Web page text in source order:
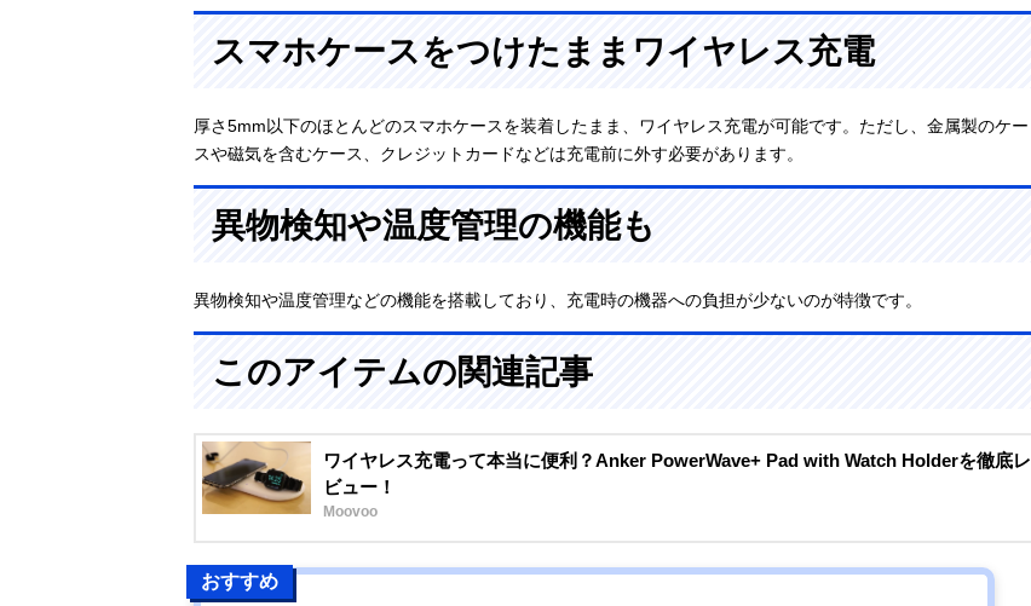
スマホケースをつけたままワイヤレス充電
厚さ5mm以下のほとんどのスマホケースを装着したまま、ワイヤレス充電が可能です。ただし、金属製のケー
スや磁気を含むケース、クレジットカードなどは充電前に外す必要があります。
異物検知や温度管理の機能も
異物検知や温度管理などの機能を搭載しており、充電時の機器への負担が少ないのが特徴です。
このアイテムの関連記事
ワイヤレス充電って本当に便利？Anker PowerWave+ Pad with Watch Holderを徹底レ
ビュー！
Moovoo
おすすめ